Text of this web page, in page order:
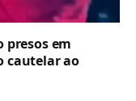
presos em
cautelar ao